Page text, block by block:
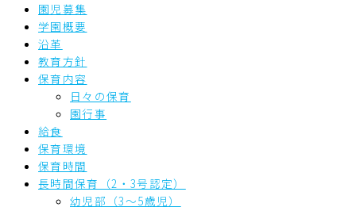
園児募集
学園概要
沿革
教育方針
保育内容
日々の保育
園行事
給食
保育環境
保育時間
長時間保育（2・3号認定）
幼児部（3～5歳児）